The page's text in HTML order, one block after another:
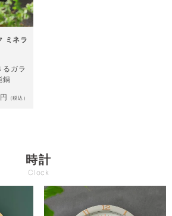
ミネラ
る ガラ
鍋
（税込）
時計
Clock